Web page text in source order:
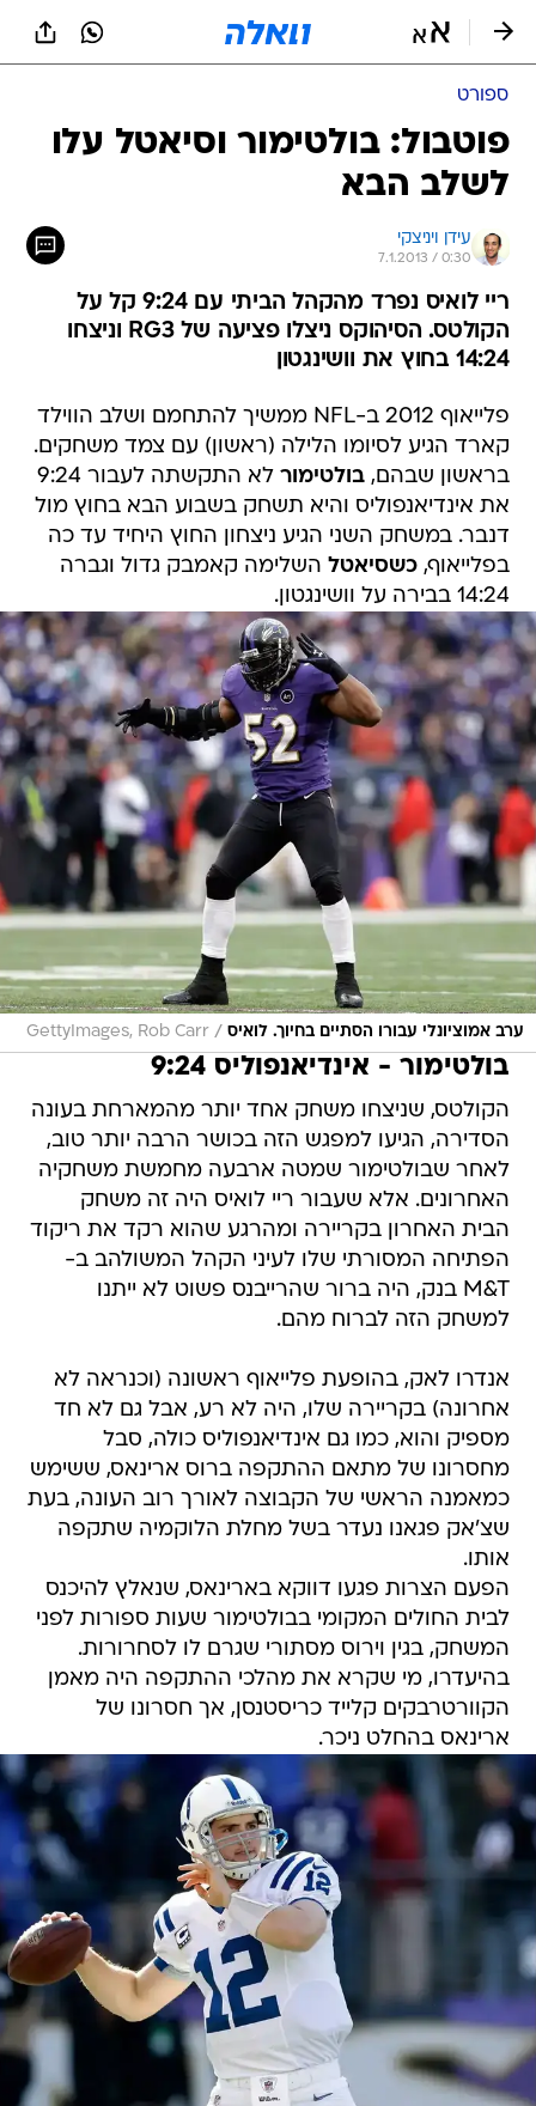
ספורט
פוטבול: בולטימור וסיאטל עלו
לשלב הבא
עידן ויניצקי
7.1.2013 / 0:30
ריי לואיס נפרד מהקהל הביתי עם 9:24 קל על
הקולטס. הסיהוקס ניצלו פציעה של RG3 וניצחו
14:24 בחוץ את וושינגטון
פלייאוף 2012 ב-NFL ממשיך להתחמם ושלב הווילד
קארד הגיע לסיומו הלילה (ראשון) עם צמד משחקים.
בראשון שבהם,בולטימור
לא התקשתה לעבור 9:24
את אינדיאנפוליס והיא תשחק בשבוע הבא בחוץ מול
דנבר. במשחק השני הגיע ניצחון החוץ היחיד עד כה
בפלייאוף,כשסיאטל השלימה קאמבק גדול וגברה
14:24 בבירה על וושינגטון.
ערב אמוציונלי עבורו הסתיים בחיוך. לואיס /
GettyImages, Rob Carr
בולטימור - אינדיאנפוליס 9:24
הקולטס, שניצחו משחק אחד יותר מהמארחת בעונה
הסדירה, הגיעו למפגש הזה בכושר הרבה יותר טוב,
לאחר שבולטימור שמטה ארבעה מחמשת משחקיה
האחרונים. אלא שעבור ריי לואיס היה זה משחק
הבית האחרון בקריירה ומהרגע שהוא רקד את ריקוד
הפתיחה המסורתי שלו לעיני הקהל המשולהב ב-
M&T בנק, היה ברור שהרייבנס פשוט לא ייתנו
למשחק הזה לברוח מהם.
אנדרו לאק, בהופעת פלייאוף ראשונה (וכנראה לא
אחרונה) בקריירה שלו, היה לא רע, אבל גם לא חד
מספיק והוא, כמו גם אינדיאנפוליס כולה, סבל
מחסרונו של מתאם ההתקפה ברוס ארינאס, ששימש
כמאמנה הראשי של הקבוצה לאורך רוב העונה, בעת
שצ'אק פגאנו נעדר בשל מחלת הלוקמיה שתקפה
אותו.
הפעם הצרות פגעו דווקא בארינאס, שנאלץ להיכנס
לבית החולים המקומי בבולטימור שעות ספורות לפני
המשחק, בגין וירוס מסתורי שגרם לו לסחרורות.
בהיעדרו, מי שקרא את מהלכי ההתקפה היה מאמן
הקוורטרבקים קלייד כריסטנסן, אך חסרונו של
ארינאס בהחלט ניכר.